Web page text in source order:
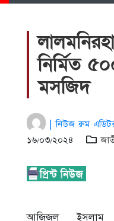
নির্মিত
মসজিদ
| নিউজ রুম
১৬/০৩/২০২৪
আজিজুল ইসলাম